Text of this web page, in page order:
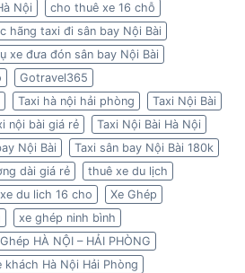
Nội
cho thuê xe 16 chỗ
hãng taxi đi sân bay Nội Bài
xe đưa đón sân bay Nội Bài
Gotravel365
Taxi hà nội hải phòng
Taxi Nội Bài
nội bài giá rẻ
Taxi Nội Bài Hà Nội
Nội Bài
Taxi sân bay Nội Bài 180k
dài giá rẻ
thuê xe du lịch
xe du lich 16 cho
Xe Ghép
xe ghép ninh bình
HÀ NỘI – HẢI PHÒNG
khách Hà Nội Hải Phòng